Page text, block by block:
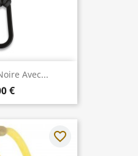
Avec...
€
favorite_border